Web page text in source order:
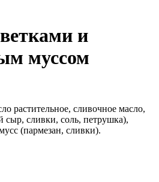
и
муссом
растительное, сливочное масло,
сыр, сливки, соль, петрушка),
(пармезан, сливки).